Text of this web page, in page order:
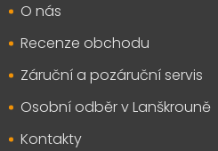
O nás
Recenze obchodu
Záruční a pozáruční servis
Osobní odběr v Lanškrouně
Kontakty